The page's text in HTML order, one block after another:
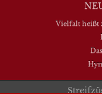
Vielfalt heißt